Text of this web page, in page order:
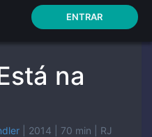
ENTRAR
na
| 2014 | 70 min | RJ